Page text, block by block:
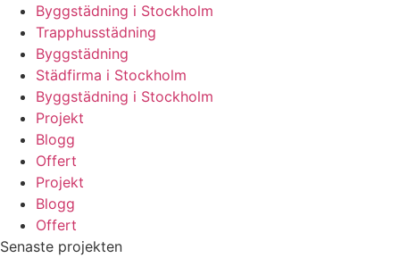
Byggstädning i Stockholm
Trapphusstädning
Byggstädning
Städfirma i Stockholm
Byggstädning i Stockholm
Projekt
Blogg
Offert
Projekt
Blogg
Offert
Senaste projekten